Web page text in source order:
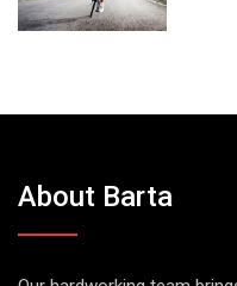
About Barta